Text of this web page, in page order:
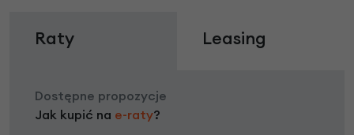
Raty Leasing
Dostępne propozycje
Jak kupić na e-raty?